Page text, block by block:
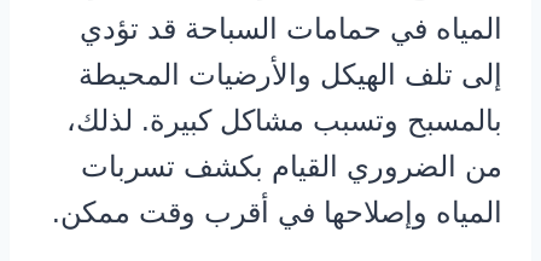
المياه في حمامات السباحة قد تؤدي
إلى تلف الهيكل والأرضيات المحيطة
بالمسبح وتسبب مشاكل كبيرة. لذلك،
من الضروري القيام بكشف تسربات
المياه وإصلاحها في أقرب وقت ممكن.